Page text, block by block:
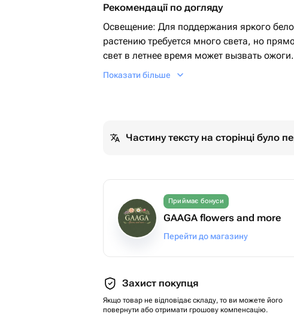
Рекомендації по догляду
Освещение: Для поддержания яркого
растению требуется много света, но
свет в летнее время может вызвать ожоги.
Полив: Как и большинству суккулентов,
Показати більше
Частину тексту на сторінці було
Приймає бонуси
GAAGA flowers and more
Перейти до магазину
Захист покупця
Якщо товар не відповідає складу, то ви можете його
повернути або отримати грошову компенсацію.